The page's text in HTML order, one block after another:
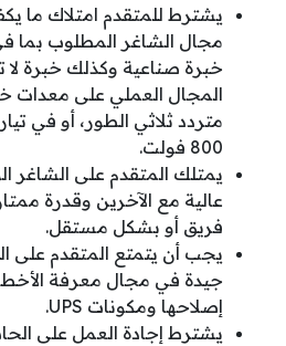
يشترط للمتقدم امتلاك ما
خبرة صناعية وكذلك خبرة
متردد ثلاثي الطور، أو في
800 فولت.
يمتلك المتقدم على الشاغر
عالية مع الآخرين وقدرة
فريق أو بشكل مستقل.
يجب أن يتمتع المتقدم على
جيدة في مجال معرفة
إصلاحها ومكونات UPS.
يشترط إجادة العمل على